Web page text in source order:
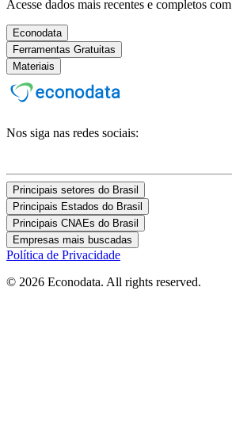
Acesse dados mais recentes e completos com
Econodata
Ferramentas Gratuitas
Materiais
Nos siga nas redes sociais:
Principais setores do Brasil
Principais Estados do Brasil
Principais CNAEs do Brasil
Empresas mais buscadas
Política de Privacidade
© 2026 Econodata. All rights reserved.